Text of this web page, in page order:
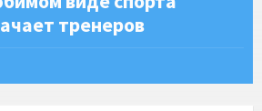
тренеров